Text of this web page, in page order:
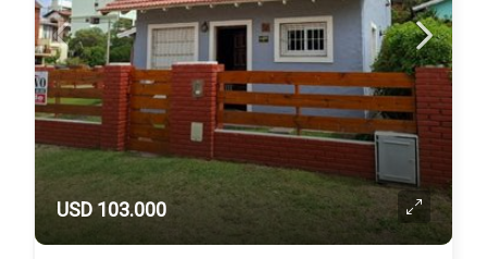
USD 103.000